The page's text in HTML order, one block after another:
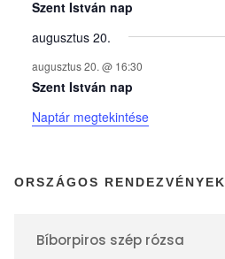
y
e
k
n
a
Szent István nap
augusztus 20.
augusztus 20. @ 16:30
Szent István nap
Naptár megtekintése
ORSZÁGOS RENDEZVÉNYEK
Bíborpiros szép rózsa